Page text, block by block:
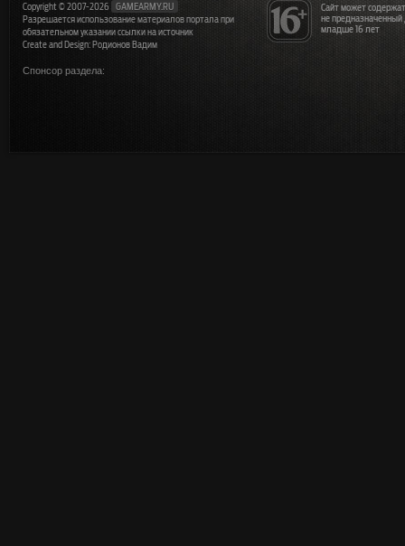
Сайт может
не
младше 16 лет
Copyright © 2007-2026
GAMEARMY.RU
Разрешается использование материалов портала при
обязательном указании ссылки на источник
Create and Design: Родионов Вадим
Спонсор раздела: